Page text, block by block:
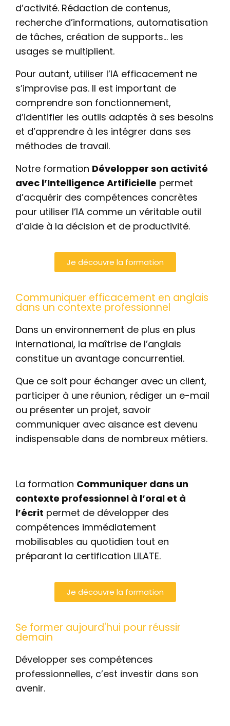
d’activité. Rédaction de contenus,
recherche d’informations, automatisation
de tâches, création de supports… les
usages se multiplient.
Pour autant, utiliser l’IA efficacement ne
s’improvise pas. Il est important de
comprendre son fonctionnement,
d’identifier les outils adaptés à ses besoins
et d’apprendre à les intégrer dans ses
méthodes de travail.
Notre formation Développer son activité
avec l’Intelligence Artificielle permet
d’acquérir des compétences concrètes
pour utiliser l’IA comme un véritable outil
d’aide à la décision et de productivité.
Je découvre la formation
Communiquer efficacement en anglais
dans un contexte professionnel
Dans un environnement de plus en plus
international, la maîtrise de l’anglais
constitue un avantage concurrentiel.
Que ce soit pour échanger avec un client,
participer à une réunion, rédiger un e-mail
ou présenter un projet, savoir
communiquer avec aisance est devenu
indispensable dans de nombreux métiers.
La formation Communiquer dans un
contexte professionnel à l’oral et à
l’écrit permet de développer des
compétences immédiatement
mobilisables au quotidien tout en
préparant la certification LILATE.
Je découvre la formation
Se former aujourd'hui pour réussir
demain
Développer ses compétences
professionnelles, c’est investir dans son
avenir.